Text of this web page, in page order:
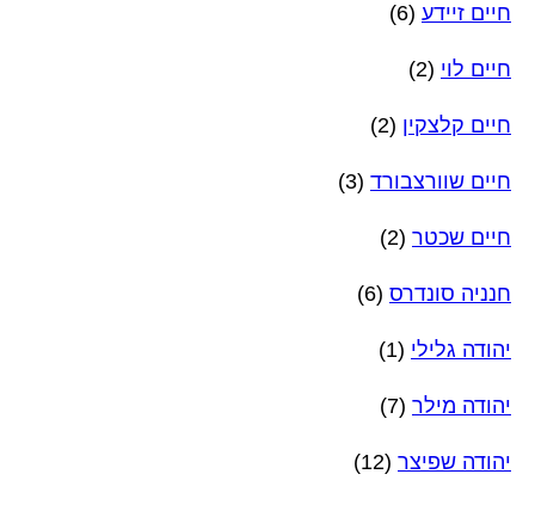
חיים זיידע (6)
חיים לוי (2)
חיים קלצקין (2)
חיים שוורצבורד (3)
חיים שכטר (2)
חנניה סונדרס (6)
יהודה גלילי (1)
יהודה מילר (7)
יהודה שפיצר (12)